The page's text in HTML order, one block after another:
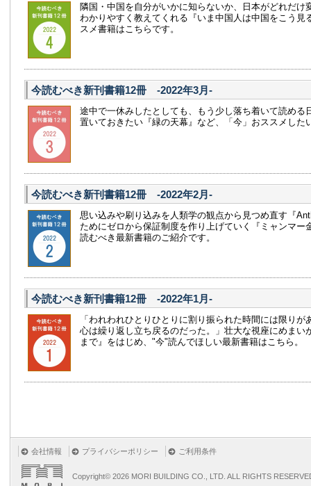
隣国・中国を自分がいかに知らないか、日本がどれだけ
わかりやすく教えてくれる『いま中国人は中国をこう見
スメ書籍はこちらです。
今読むべき新刊書籍12冊 -2022年3月-
途中で一休みしたとしても、もう少し落ち着いて読める
置いておきたい『緑の天幕』など、「今」おススメした
今読むべき新刊書籍12冊 -2022年2月-
思い込みや刷り込みを人類学の観点から見つめ直す『
ためにゼロから保証制度を作り上げていく『ミャンマー
読むべき最新書籍のご紹介です。
今読むべき新刊書籍12冊 -2022年1月-
「われわれひとりひとりに割り振られた時間には限りが
心は繰り返し立ち戻るのだった。」壮大な視座にめまい
まで』をはじめ、"今"読んでほしい最新書籍はこちら。
会社情報 プライバシーポリシー ご利用条件
Copyright© 2026 MORI BUILDING CO., LTD. ALL RIGHTS